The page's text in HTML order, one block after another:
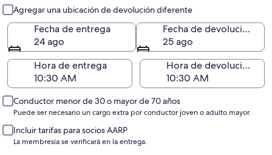
Agregar una ubicación de devolución diferente
Fecha de entrega
24 ago
Fecha de devolución
25 ago
Hora de entrega
Hora de devolución
Conductor menor de 30 o mayor de 70 años
Puede ser necesario un cargo extra por conductor joven o adulto mayor.
Incluir tarifas para socios AARP
La membresía se verificará en la entrega.